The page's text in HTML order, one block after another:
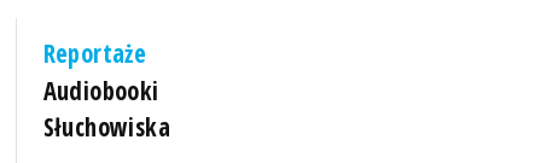
Reportaże
Audiobooki
Słuchowiska